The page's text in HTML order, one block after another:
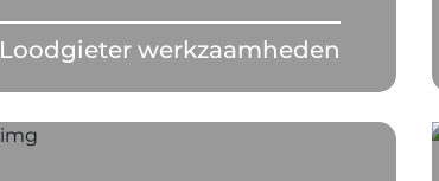
Loodgieter werkzaamheden